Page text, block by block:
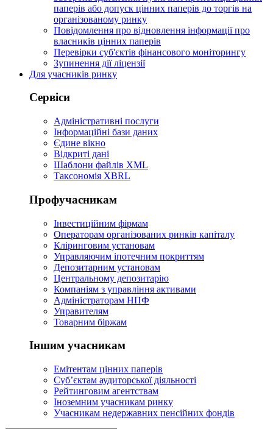
паперів або допуск цінних паперів до торгів на
організованому ринку
Повідомлення про відновлення інформації про
власників цінних паперів
Перевірки суб'єктів фінансового моніторингу
Зупинення дії ліцензії
Для учасників ринку
Сервіси
Адміністративні послуги
Інформаційні бази даних
Єдине вікно
Відкриті дані
Шаблони файлів XML
Таксономія XBRL
Профучасникам
Інвестиційним фірмам
Операторам організованих ринків капіталу
Кліринговим установам
Управляючим іпотечним покриттям
Депозитарним установам
Центральному депозитарію
Компаніям з управління активами
Адміністраторам НПФ
Управителям
Товарним біржам
Іншим учасникам
Емітентам цінних паперів
Суб’єктам аудиторської діяльності
Рейтинговим агентствам
Іноземним учасникам ринку
Учасникам недержавних пенсійних фондів